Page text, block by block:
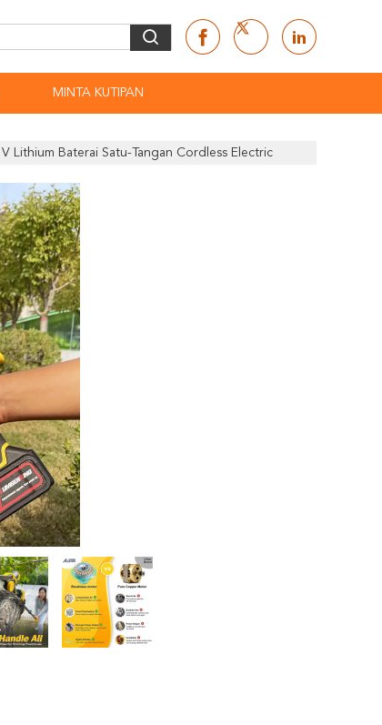
MINTA KUTIPAN
Lithium Baterai Satu-Tangan Cordless Electric